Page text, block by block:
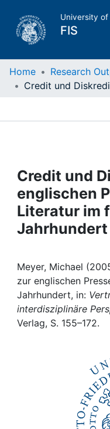
University of
FIS
Home
Projects
People
Institutions
Awards
My FIS
Help
Home Research
Credit und
englischen
Literatur im
Jahrhundert
Meyer, Michael
zur englischen
Jahrhundert, in:
interdisziplinäre
Verlag, S. 155–172.